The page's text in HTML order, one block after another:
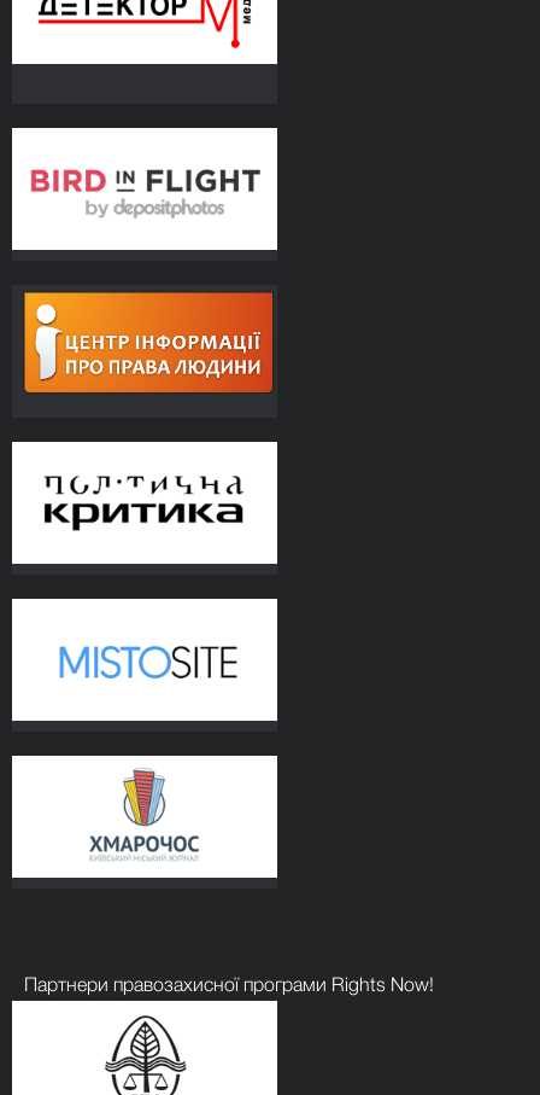
Партнери правозахисної програми Rights Now!